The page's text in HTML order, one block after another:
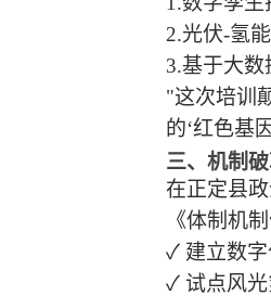
2.光伏-氢
3.基于大数
"这次培训
的‘红色基
三、机制
在正定县
《体制机
✓ 建立数
✓ 试点风